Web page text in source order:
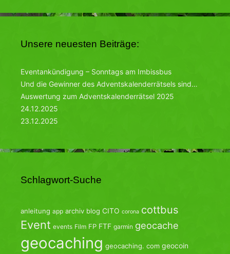
Unsere neuesten Beiträge:
Eventankündigung – Sonntags am Imbissbus
Und die Gewinner des Adventskalenderrätsels sind…
Auswertung zum Adventskalenderrätsel 2025
24.12.2025
23.12.2025
Schlagwort-Suche
anleitung app archiv blog CITO corona cottbus
Event events Film FP FTF garmin geocache
geocaching geocaching. com geocoin